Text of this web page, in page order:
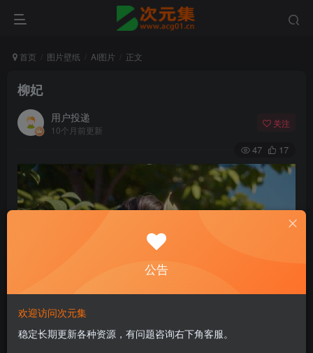
首页 图片壁纸 AI图片 正文
柳妃
用户投递
10个月前更新
关注
47 17
公告
欢迎访问次元集
稳定长期更新各种资源，有问题咨询右下角客服。